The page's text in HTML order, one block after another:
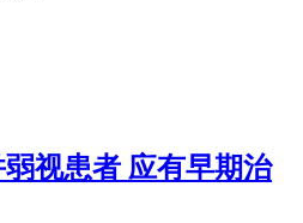
视患者 应有早期治